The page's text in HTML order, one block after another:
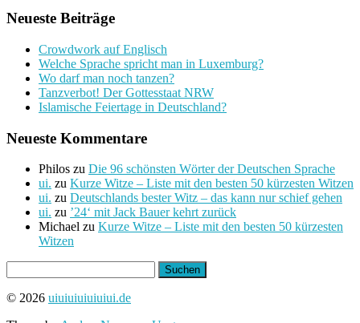
Neueste Beiträge
Crowdwork auf Englisch
Welche Sprache spricht man in Luxemburg?
Wo darf man noch tanzen?
Tanzverbot! Der Gottesstaat NRW
Islamische Feiertage in Deutschland?
Neueste Kommentare
Philos zu Die 96 schönsten Wörter der Deutschen Sprache
ui. zu Kurze Witze – Liste mit den besten 50 kürzesten Witzen
ui. zu Deutschlands bester Witz – das kann nur schief gehen
ui. zu ’24‘ mit Jack Bauer kehrt zurück
Michael zu Kurze Witze – Liste mit den besten 50 kürzesten
Witzen
nach:
© 2026 uiuiuiuiuiuiui.de